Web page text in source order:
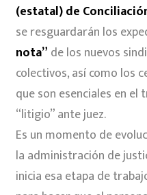
(estatal) de
se resguardarán los
nota” de los nuevos
colectivos, así como los
que son esenciales en
“litigio” ante juez.
Es un momento de
la administración de
inicia esa etapa de